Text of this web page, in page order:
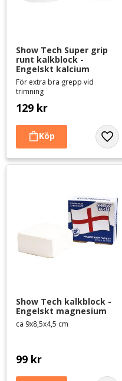
Show Tech Super grip
runt kalkblock -
Engelskt kalcium
För extra bra grepp vid
trimning
129 kr
Show Tech kalkblock -
Engelskt magnesium
ca 9x8,5x4,5 cm
99 kr